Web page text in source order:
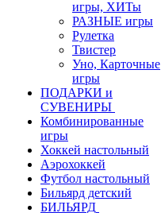
игры, ХИТы
РАЗНЫЕ игры
Рулетка
Твистер
Уно, Карточные
игры
ПОДАРКИ и
СУВЕНИРЫ
Комбинированные
игры
Хоккей настольный
Аэрохоккей
Футбол настольный
Бильярд детский
БИЛЬЯРД